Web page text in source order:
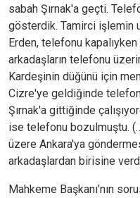
sabah Şırnak'a geçti.
gösterdik. Tamirci işlemin
Erden, telefonu
arkadaşların telefonu
Kardeşinin düğünü için
Cizre'ye geldiğinde
Şırnak'a gittiğinde
ise telefonu bozulmuştu.
üzere Ankara'ya
arkadaşlardan birisine
Mahkeme Başkanı’nın